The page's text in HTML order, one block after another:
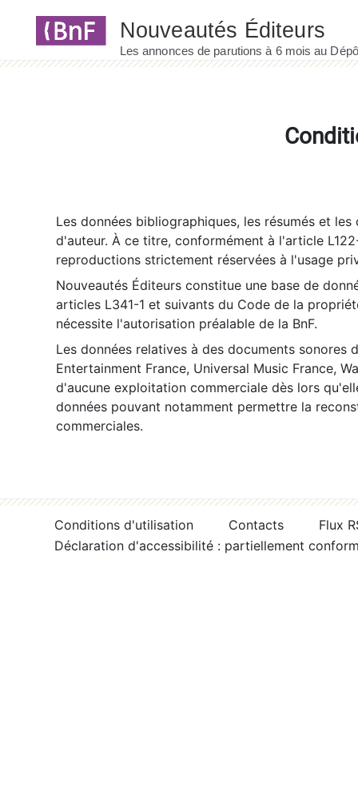
Les données bibliographiques, les résumés et
d'auteur. À ce titre, conformément à l'article
reproductions strictement réservées à l'usage
Nouveautés Éditeurs constitue une base de
articles L341-1 et suivants du Code de la
nécessite l'autorisation préalable de la BnF.
Les données relatives à des documents sonores
Entertainment France, Universal Music France,
d'aucune exploitation commerciale dès lors
données pouvant notamment permettre la
commerciales.
Conditions d'utilisation Contacts
Flux
Déclaration d'accessibilité : partiellement